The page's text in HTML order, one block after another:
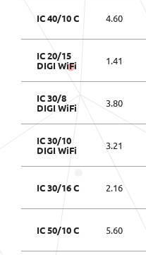
IC 40/10 C 4.60
IC 20/15
DIGI WiFi
1.41
IC 30/8
DIGI WiFi
3.80
IC 30/10
DIGI WiFi
3.21
IC 30/16 C 2.16
IC 50/10 C 5.60